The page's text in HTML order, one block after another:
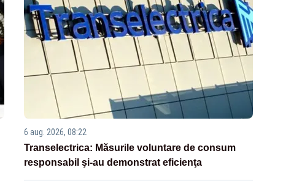
6 aug. 2026, 08:22
Transelectrica: Măsurile voluntare de consum
responsabil şi-au demonstrat eficienţa